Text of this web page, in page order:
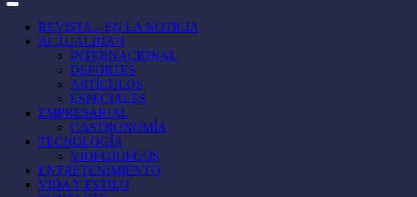
REVISTA – EN LA NOTICIA
ACTUALIDAD
INTERNACIONAL
DEPORTES
ARTÍCULOS
ESPECIALES
EMPRESARIAL
GASTRONOMÍA
TECNOLOGÍA
VIDEOJUEGOS
ENTRETENIMIENTO
VIDA Y ESTILO